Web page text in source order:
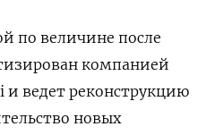
по величине после
компанией
и ведет реконструкцию
новых